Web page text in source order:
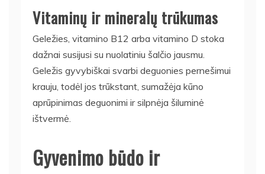
Vitaminų ir mineralų trūkumas
Geležies, vitamino B12 arba vitamino D stoka
dažnai susijusi su nuolatiniu šalčio jausmu.
Geležis gyvybiškai svarbi deguonies pernešimui
krauju, todėl jos trūkstant, sumažėja kūno
aprūpinimas deguonimi ir silpnėja šiluminė
ištvermė.
Gyvenimo būdo ir